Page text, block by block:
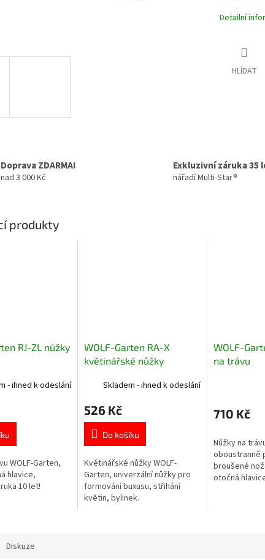
Detailní
HLÍDAT
Doprava ZDARMA!
nad 3 000 Kč
Exkluzivní záruka 35
nářadí Multi-Star®
produkty
RJ-ZL nůžky
- ihned k odeslání
WOLF-Garten,
hlavice,
10 let!
WOLF-Garten RA-X
květinářské nůžky
Skladem - ihned k odeslání
526 Kč
Do košíku
Květinářské nůžky WOLF-
Garten, univerzální nůžky pro
formování buxusu, střihání
květin, bylinek.
WOLF-
na trávu
710 Kč
Nůžky na
oboustranně
broušené
otočná
Diskuze